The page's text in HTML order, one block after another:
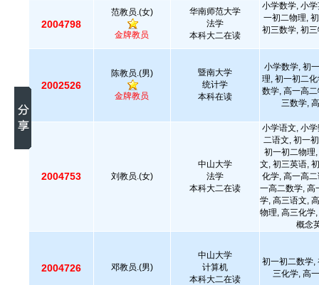
2004798
范教员.(女)
金牌教员
华南师范大学
法学
本科大二在读
小学数学, 小
一初二物理,
初三数学, 初
2002526
陈教员.(男)
金牌教员
暨南大学
统计学
本科在读
小学数学, 初
理, 初一初二
数学, 高一高
三数学,
2004753 刘教员.(女)
中山大学
法学
本科大二在读
小学语文, 小
二语文, 初一
初一初二物理
文, 初三英语,
化学, 高一高
一高二数学, 高
学, 高三语文,
物理, 高三化学
概念
2004726 邓教员.(男)
中山大学
计算机
本科大二在读
初一初二数学,
三化学, 高